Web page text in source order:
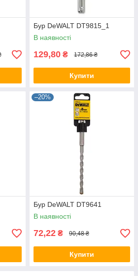
Бур DeWALT DT9815_1
В наявності
129,80 ₴ 172,86 ₴
Купити
–20%
Бур DeWALT DT9641
В наявності
72,22 ₴ 90,48 ₴
Купити